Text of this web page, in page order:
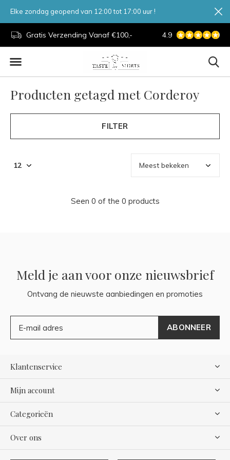
Gratis Verzending Vanaf €100,- 7 Dagen Per
4.9
Elke zondag geopend van 12:00 tot 17:00 uur !
Producten getagd met Corderoy
FILTER
Seen 0 of the 0 products
Meld je aan voor onze nieuwsbrief
Ontvang de nieuwste aanbiedingen en promoties
ABONNEER
Klantenservice
Mijn account
Categorieën
Over ons